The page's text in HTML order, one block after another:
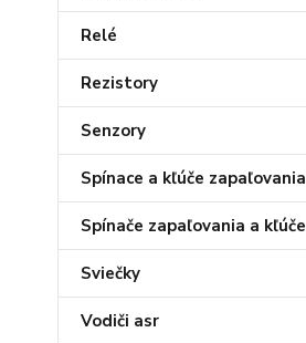
Relé
Rezistory
Senzory
Spínace a kľúče zapaľovania
Spínače zapaľovania a kľúče
Sviečky
Vodiči asr